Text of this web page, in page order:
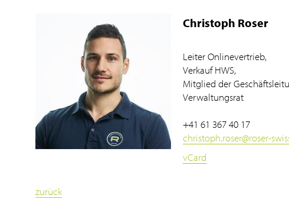
Christoph Roser
Leiter Onlinevertrieb,
Verkauf HWS,
Mitglied der
Verwaltungsrat
+41 61 367 40 17
christoph.roser@roser-
vCard
zurück